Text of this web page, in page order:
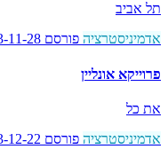
תל אביב
אדמיניסטרציה פורסם 2023-11-28 11:10:03
פרוייקא אונליין
את כל
אדמיניסטרציה פורסם 2023-12-22 14:04:34